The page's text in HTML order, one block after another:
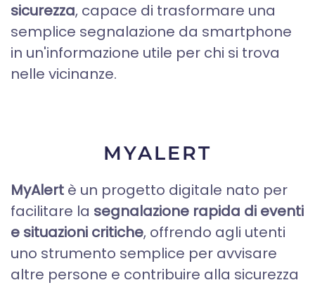
sicurezza, capace di trasformare una
semplice segnalazione da smartphone
in un'informazione utile per chi si trova
nelle vicinanze.
MYALERT
MyAlert è un progetto digitale nato per
facilitare la segnalazione rapida di eventi
e situazioni critiche, offrendo agli utenti
uno strumento semplice per avvisare
altre persone e contribuire alla sicurezza